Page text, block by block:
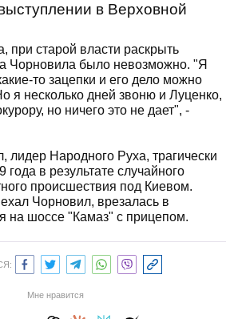
в Верховной
при старой власти раскрыть
Чорновила было невозможно. "Я
то зацепки и его дело можно
я несколько дней звоню и Луценко,
но ничего это не дает", -
лидер Народного Руха, трагически
года в результате случайного
происшествия под Киевом.
Чорновил, врезалась в
на шоссе "Камаз" с прицепом.
Мне нравится